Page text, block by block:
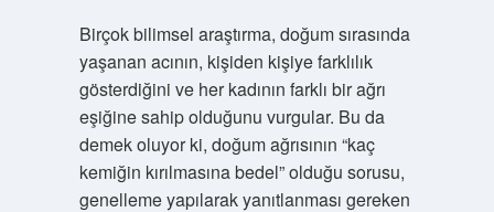
Birçok bilimsel araştırma, doğum sırasında
yaşanan acının, kişiden kişiye farklılık
gösterdiğini ve her kadının farklı bir ağrı
eşiğine sahip olduğunu vurgular. Bu da
demek oluyor ki, doğum ağrısının “kaç
kemiğin kırılmasına bedel” olduğu sorusu,
genelleme yapılarak yanıtlanması gereken